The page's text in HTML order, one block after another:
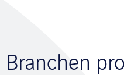
Branchen